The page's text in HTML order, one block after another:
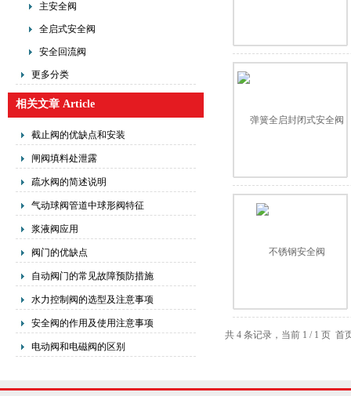
主安全阀
全启式安全阀
安全回流阀
更多分类
相关文章 Article
截止阀的优缺点和安装
闸阀填料处泄露
疏水阀的简述说明
气动球阀管道中球形阀特征
浆液阀应用
阀门的优缺点
自动阀门的常见故障预防措施
水力控制阀的选型及注意事项
安全阀的作用及使用注意事项
电动阀和电磁阀的区别
共 4 条记录，当前 1 / 1 页